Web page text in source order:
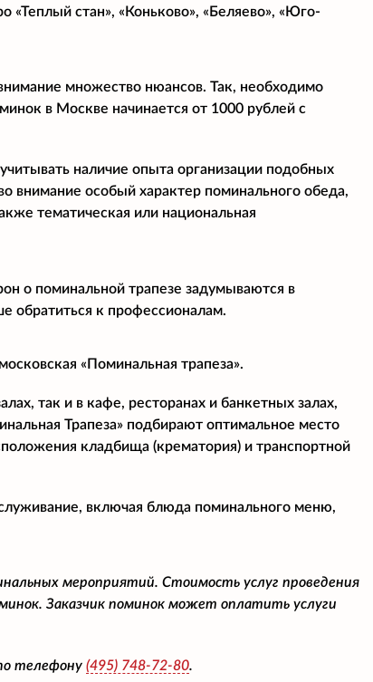
стан», «Коньково», «Беляево», «Юго-
множество нюансов. Так, необходимо
в Москве начинается от 1000 рублей с
наличие опыта организации подобных
внимание особый характер поминального обеда,
тематическая или национальная
о поминальной трапезе задумываются в
обратиться к профессионалам.
«Поминальная трапеза».
так и в кафе, ресторанах и банкетных залах,
Трапеза» подбирают оптимальное место
кладбища (крематория) и транспортной
включая блюда поминального меню,
мероприятий. Стоимость услуг проведения
Заказчик поминок может оплатить услуги
телефону (495) 748-72-80.